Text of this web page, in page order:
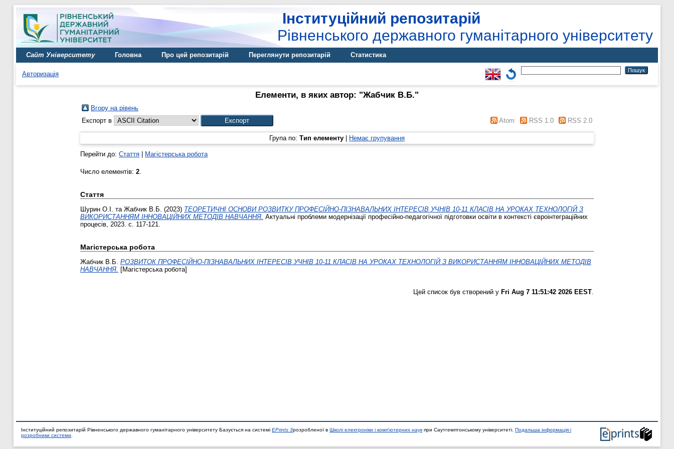
Інституційний репозитарій
Рівненського державного гуманітарного університету
Сайт Університету Головна Про цей репозитарій Переглянути репозитарій Статистика
Авторизація
Елементи, в яких автор: "Жабчик В.Б."
Вгору на рівень
Експорт в
Atom RSS 1.0 RSS 2.0
Група по: Тип елементу Немає групування
Перейти до: Стаття Магістерська робота
Число елементів: 2.
Стаття
Шурин О.І. та Жабчик В.Б. (2023) ТЕОРЕТИЧНІ ОСНОВИ РОЗВИТКУ ПРОФЕСІЙНО-ПІЗНАВАЛЬНИХ ІНТЕРЕСІВ УЧНІВ 10-11 КЛАСІВ НА УРОКАХ ТЕХНОЛОГІЙ З
ВИКОРИСТАННЯМ ІННОВАЦІЙНИХ МЕТОДІВ НАВЧАННЯ. Актуальні проблеми модернізації професійно-педагогічної підготовки освіти в контексті євроінтеграційних
процесів, 2023. с. 117-121.
Магістерська робота
Жабчик В.Б. РОЗВИТОК ПРОФЕСІЙНО-ПІЗНАВАЛЬНИХ ІНТЕРЕСІВ УЧНІВ 10-11 КЛАСІВ НА УРОКАХ ТЕХНОЛОГІЙ З ВИКОРИСТАННЯМ ІННОВАЦІЙНИХ МЕТОДІВ
НАВЧАННЯ. [Магістерська робота]
Цей список був створений у Fri Aug 7 11:51:42 2026 EEST
Інституційний репозитарій Рівненського державного гуманітарного університету Базується на системі EPrints 3розробленої в Школі електроніки і комп'ютерних наук при Саутгемптонському університеті. Подальша інформація і
розробники системи